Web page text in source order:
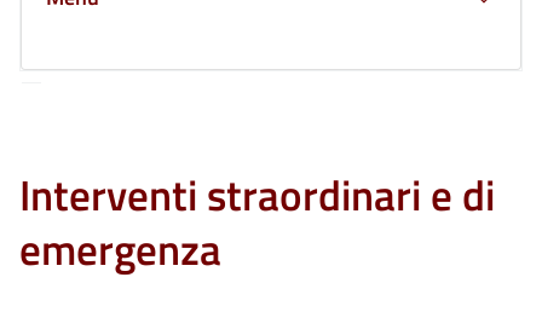
Interventi straordinari e di
emergenza